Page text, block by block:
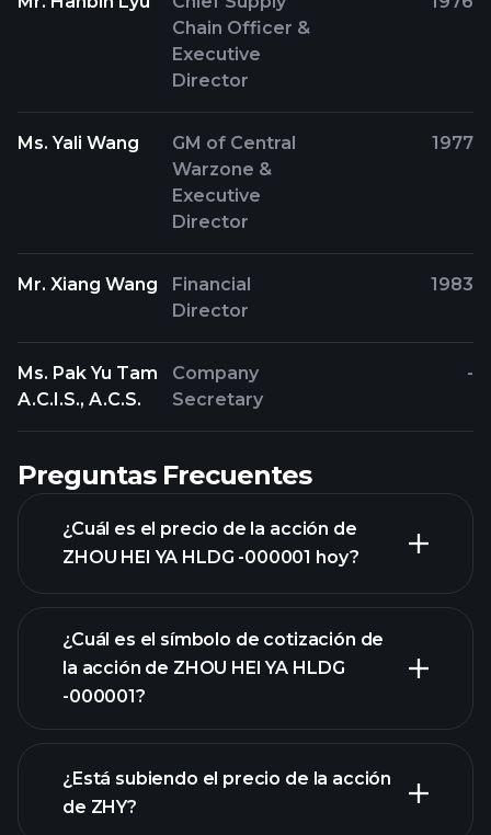
Chain Officer &
Executive
Director
Ms. Yali Wang
GM of Central
Warzone &
Executive
Director
1977
Mr. Xiang Wang
Financial
Director
1983
Ms. Pak Yu Tam
A.C.I.S., A.C.S.
Company
Secretary
-
Preguntas Frecuentes
¿Cuál es el precio de la acción de
ZHOU HEI YA HLDG -000001 hoy?
gráfico avanzado
¿Cuál es el símbolo de cotización de
la acción de ZHOU HEI YA HLDG
-000001?
¿Está subiendo el precio de la acción
de ZHY?